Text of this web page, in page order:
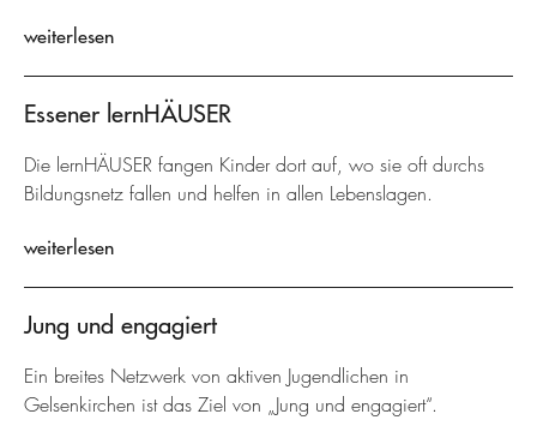
weiterlesen
Essener lernHÄUSER
Die lernHÄUSER fangen Kinder dort auf, wo sie oft durchs
Bildungsnetz fallen und helfen in allen Lebenslagen.
weiterlesen
Jung und engagiert
Ein breites Netzwerk von aktiven Jugendlichen in
Gelsenkirchen ist das Ziel von „Jung und engagiert“.